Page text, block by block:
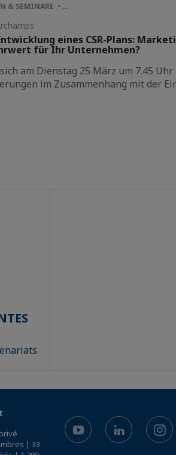
& SEMINARE • …
eines CSR-Plans:
für Ihr Unternehmen?
am Dienstag 25 März um 7.45
im Zusammenhang mit der
| 33